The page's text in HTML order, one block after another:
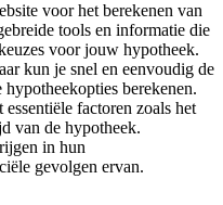
voor het berekenen van
tools en informatie die
voor jouw hypotheek.
kun je snel en eenvoudig de
berekenen.
factoren zoals het
van de hypotheek.
in hun
gevolgen ervan.